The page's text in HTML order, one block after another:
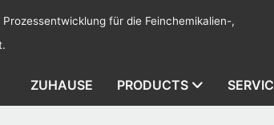
für die Feinchemikalien-,
ZUHAUSE PRODUCTS